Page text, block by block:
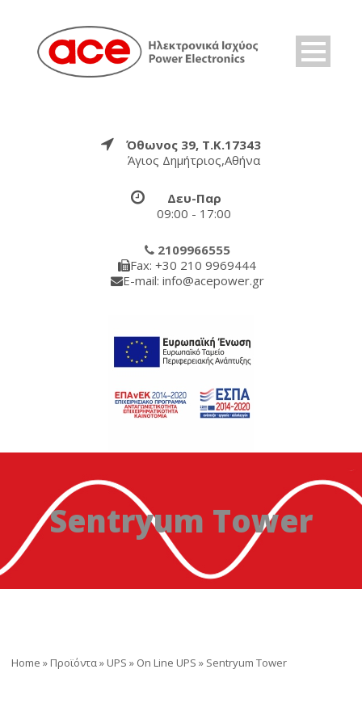
Όθωνος 39, Τ.Κ.17343
Άγιος Δημήτριος,Αθήνα
Δευ-Παρ
09:00 - 17:00
2109966555
Fax: +30 210 9969444
E-mail: info@acepower.gr
Sentryum Tower
Home » Προϊόντα» UPS » On Line UPS » Sentryum Tower